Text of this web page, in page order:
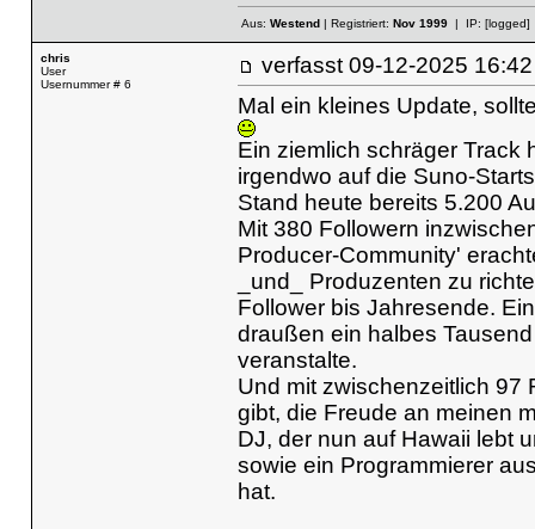
Aus: Westend| Registriert: Nov 1999| IP: [logged]
chris
User
Usernummer # 6
verfasst 09-12-2025
Mal ein kleines Update,
Ein ziemlich schräger Track
irgendwo auf die Suno-
Stand heute bereits 5.200
Mit 380 Followern
Producer-Community'
_und_ Produzenten zu
Follower bis Jahresende.
draußen ein halbes
veranstalte.
Und mit zwischenzeitlich 97
gibt, die Freude an meinen
DJ, der nun auf Hawaii lebt
sowie ein Programmierer
hat.